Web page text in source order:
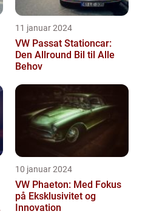
11 januar 2024
VW Passat Stationcar:
Den Allround Bil til Alle
Behov
10 januar 2024
VW Phaeton: Med Fokus
på Eksklusivitet og
Innovation